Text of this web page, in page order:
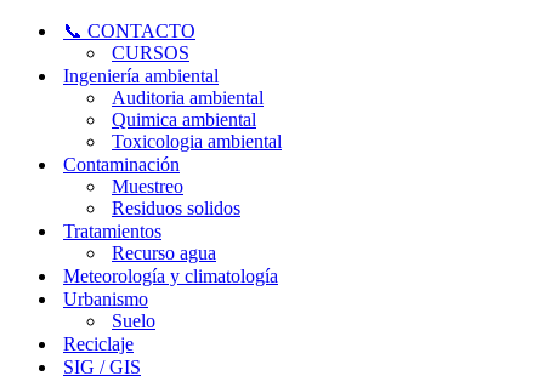
📞 CONTACTO
CURSOS
Ingeniería ambiental
Auditoria ambiental
Quimica ambiental
Toxicologia ambiental
Contaminación
Muestreo
Residuos solidos
Tratamientos
Recurso agua
Meteorología y climatología
Urbanismo
Suelo
Reciclaje
SIG / GIS